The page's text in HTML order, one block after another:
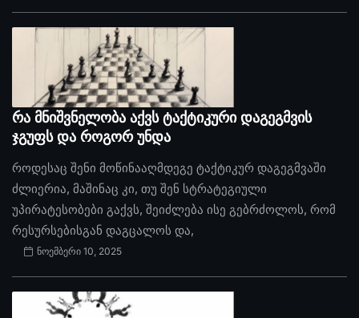
რა მნიშვნელობა აქვს ტაქტიკური დაგეგმვის
ჯგუფს და როგორ უნდა
როდესაც შენი მოწინააღმდეგე ტაქტიკურ დაგეგმვაში
ძლიერია, მაშინაც კი, თუ შენ სტრატეგიული
უპირატესობები გაქვს, შეიძლება ისე გებრძოლოს, რომ
რესურსებისგან დაგცალოს და,
ნოემბერი 10, 2025